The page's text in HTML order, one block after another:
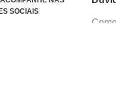
SOCIAIS